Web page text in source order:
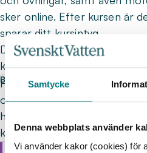
Samtycke
Denna webbplats använder
Vi använder kakor (cookies) för
sker online. Efter kursen är
sparar ditt kursintyg.
Du får mer information via
kursstart.
BOKNINGSVILLKOR
Här hittar du våra
ofta väntelista till våra kurser,
hör av dig i god tid om du
kan vi ge din plats till någon
UTBILDNINGSTILLFÄLLEN